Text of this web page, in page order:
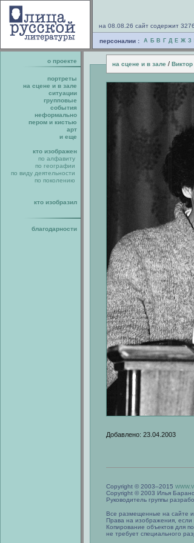
на 08.08.26 сайт содержит
персоналии : А Б В Г Д Е Ж З
о проекте на сцене и в зале /
портреты
на сцене и в зале
ситуации
групповые
события
неформально
пером и кистью
арт
и еще
кто изображен
по алфавиту
по географии
по виду деятельности
по поколению
кто изобразил
благодарности
Добавлено: 23.04.2003
Copyright © 2003–2015
Copyright © 2003 Илья
Руководитель группы
Все размещенные на сайте
Права на изображения, если
Копирование объектов для
не требует специального